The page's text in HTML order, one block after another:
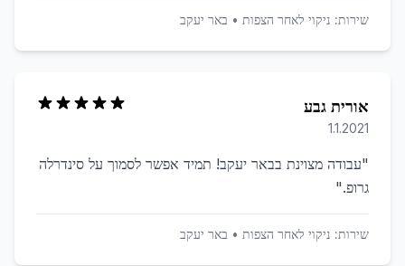
שירות: ניקוי לאחר הצפות • באר יעקב
אורית גבע
1.1.2021
"עבודה מצוינת בבאר יעקב! תמיד אפשר לסמוך על סינדרלה
גרופ."
שירות: ניקוי לאחר הצפות • באר יעקב